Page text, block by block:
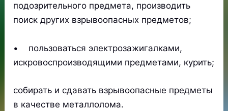
подозрительного предмета, производить
поиск других взрывоопасных предметов;
• пользоваться электрозажигалками,
искровоспроизводящими предметами, курить;
собирать и сдавать взрывоопасные предметы
в качестве металлолома.